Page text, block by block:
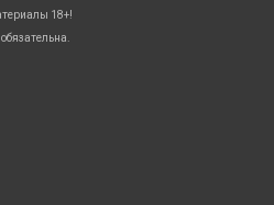
18+!